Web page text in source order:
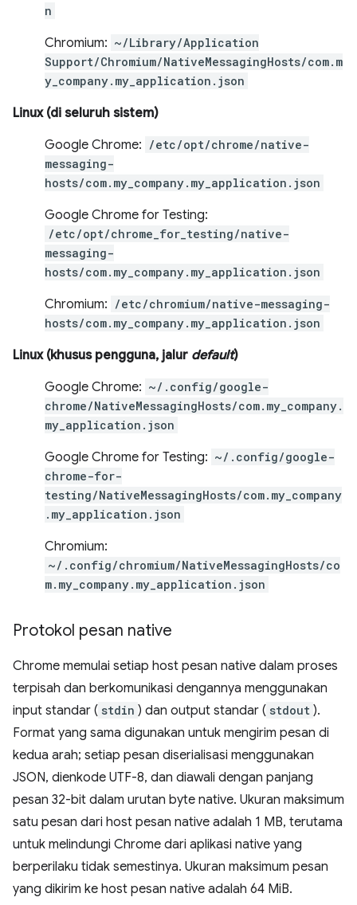
n
Chromium: ~/Library/Application
Support/Chromium/NativeMessagingHosts/com.m
y_company.my_application.json
Linux (di seluruh sistem)
Google Chrome: /etc/opt/chrome/native-
messaging-
hosts/com.my_company.my_application.json
Google Chrome for Testing:
/etc/opt/chrome_for_testing/native-
messaging-
hosts/com.my_company.my_application.json
Chromium: /etc/chromium/native-messaging-
hosts/com.my_company.my_application.json
Linux (khusus pengguna, jalur default)
Google Chrome: ~/.config/google-
chrome/NativeMessagingHosts/com.my_company.
my_application.json
Google Chrome for Testing: ~/.config/google-
chrome-for-
testing/NativeMessagingHosts/com.my_company
.my_application.json
Chromium:
~/.config/chromium/NativeMessagingHosts/co
m.my_company.my_application.json
Protokol pesan native
Chrome memulai setiap host pesan native dalam proses
terpisah dan berkomunikasi dengannya menggunakan
input standar ( stdin ) dan output standar ( stdout ).
Format yang sama digunakan untuk mengirim pesan di
kedua arah; setiap pesan diserialisasi menggunakan
JSON, dienkode UTF-8, dan diawali dengan panjang
pesan 32-bit dalam urutan byte native. Ukuran maksimum
satu pesan dari host pesan native adalah 1 MB, terutama
untuk melindungi Chrome dari aplikasi native yang
berperilaku tidak semestinya. Ukuran maksimum pesan
yang dikirim ke host pesan native adalah 64 MiB.